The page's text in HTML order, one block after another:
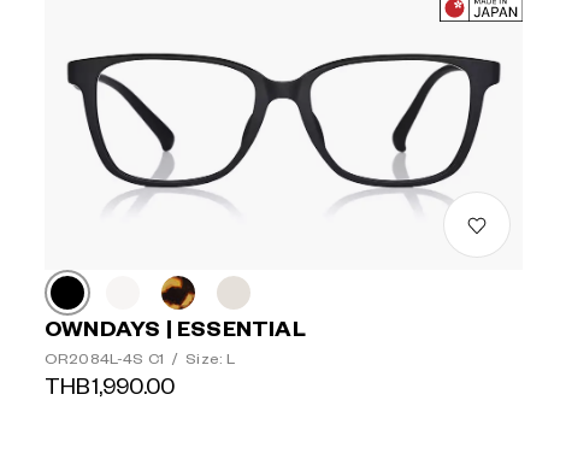
OWNDAYS | ESSENTIAL
OR2084L-4S C1 / Size: L
THB1,990.00